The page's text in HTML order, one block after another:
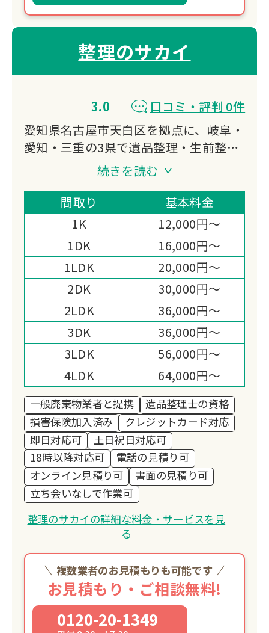
整理のサカイ
3.0
口コミ・評判 0件
愛知県名古屋市天白区を拠点に、岐阜・
愛知・三重の3県で遺品整理・生前整
理・特殊清掃に対応する「整理のサカ
遺品整理士の資格を持つスタッフが貴重
品の捜索に責任を持ち、当日現金での高
価買取まで対応する体制が選ばれる理由
です。
続きを読む
間取り
基本料金
1K
12,000円～
1DK
16,000円～
1LDK
20,000円～
2DK
30,000円～
2LDK
36,000円～
3DK
36,000円～
3LDK
56,000円～
4LDK
64,000円～
一般廃棄物業者と提携
遺品整理士の資格
損害保険加入済み
クレジットカード対応
即日対応可
土日祝日対応可
18時以降対応可
電話の見積り可
オンライン見積り可
書面の見積り可
立ち会いなしで作業可
整理のサカイの詳細な料金・サービスを見
る
複数業者のお見積もりも可能です
お見積もり・ご相談無料!
0120-20-1349